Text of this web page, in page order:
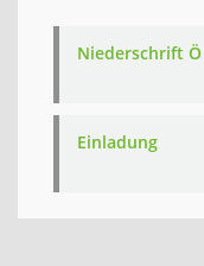
Niederschrift Ö
Einladung